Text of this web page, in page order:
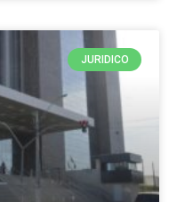
JURIDICO